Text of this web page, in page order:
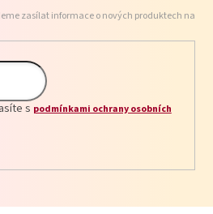
zasílat informace o nových produktech na
s podmínkami ochrany osobních